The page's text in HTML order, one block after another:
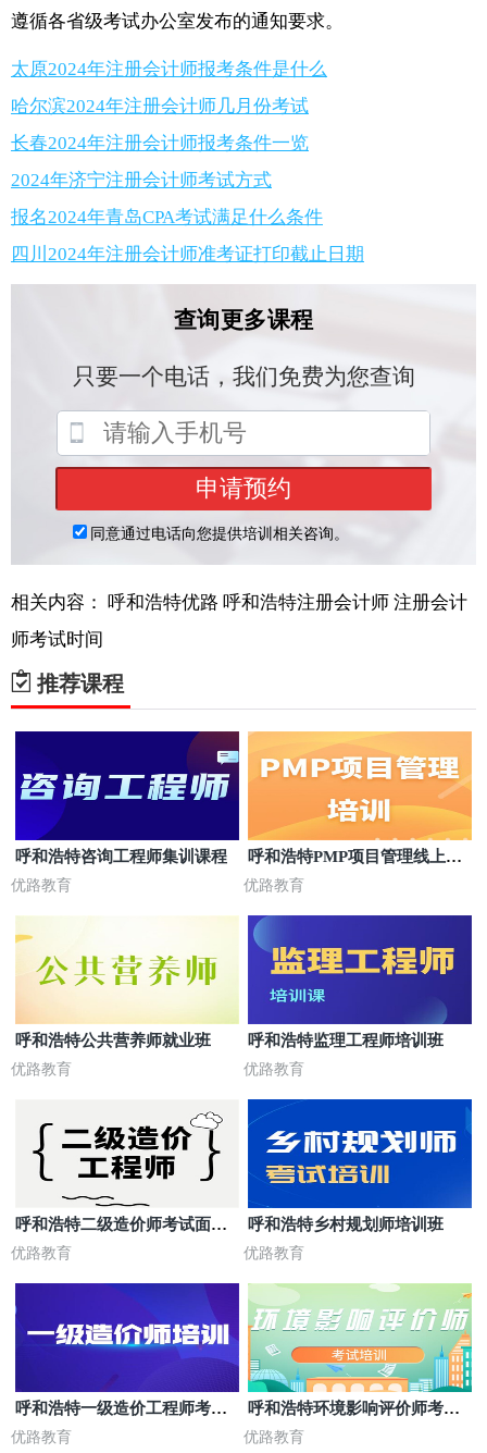
遵循各省级考试办公室发布的通知要求。
太原2024年注册会计师报考条件是什么
哈尔滨2024年注册会计师几月份考试
长春2024年注册会计师报考条件一览
2024年济宁注册会计师考试方式
报名2024年青岛CPA考试满足什么条件
四川2024年注册会计师准考证打印截止日期
相关内容： 呼和浩特优路 呼和浩特注册会计师 注册会计
师考试时间
推荐课程
呼和浩特咨询工程师集训课程
优路教育
呼和浩特PMP项目管理线上课
程
优路教育
呼和浩特公共营养师就业班
优路教育
呼和浩特监理工程师培训班
优路教育
呼和浩特二级造价师考试面授
班
优路教育
呼和浩特乡村规划师培训班
优路教育
呼和浩特一级造价工程师考试
培训班
优路教育
呼和浩特环境影响评价师考前
培训
优路教育